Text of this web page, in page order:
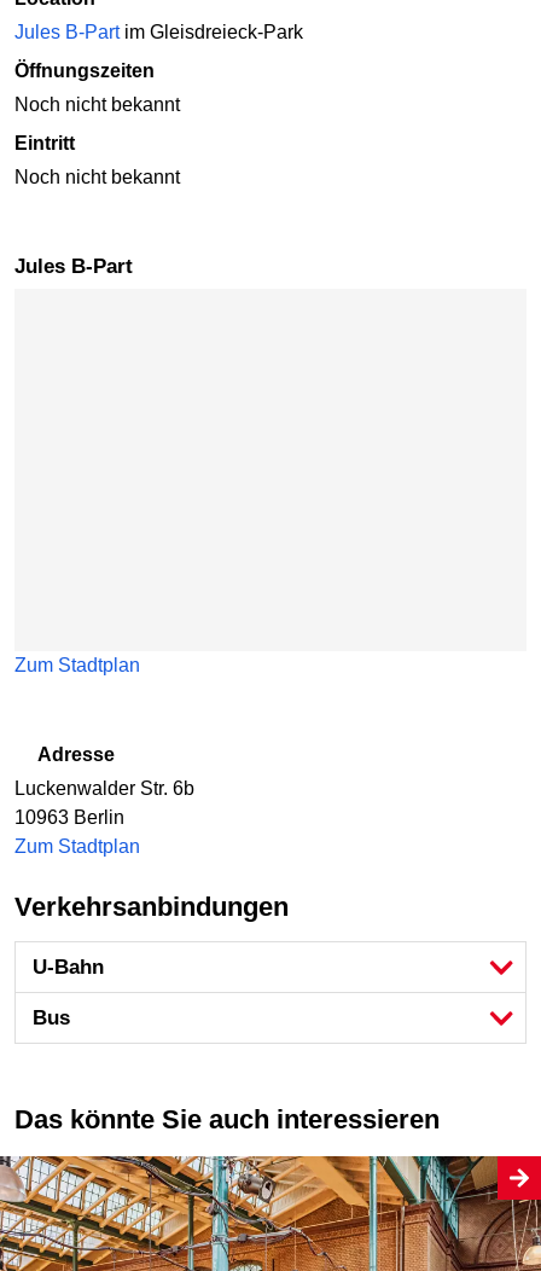
Jules B-Partim Gleisdreieck-Park
Öffnungszeiten
Noch nicht bekannt
Eintritt
Noch nicht bekannt
Jules B-Part
Zum Stadtplan
Adresse
Luckenwalder Str. 6b
10963 Berlin
Zum Stadtplan
Verkehrsanbindungen
U-Bahn
Bus
Das könnte Sie auch interessieren